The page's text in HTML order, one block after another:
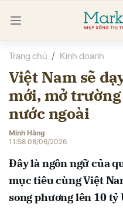
Trang chủ Kinh doanh
Việt Nam sẽ
mới, mở
nước ngoài
Minh Hằng
11:58 08/06/2026
Đây là ngôn ngữ của
mục tiêu cùng Việt
song phương lên 10 tỷ
luận